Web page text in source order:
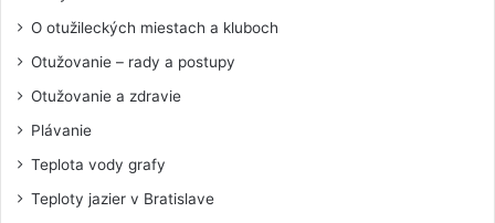
O otužileckých miestach a kluboch
Otužovanie – rady a postupy
Otužovanie a zdravie
Plávanie
Teplota vody grafy
Teploty jazier v Bratislave